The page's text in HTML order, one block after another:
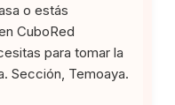
o estás
CuboRed
para tomar la
Sección, Temoaya.